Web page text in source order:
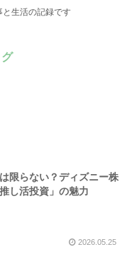
生活の記録です
限らない？ディズニー株
し活投資」の魅力
2026.05.25